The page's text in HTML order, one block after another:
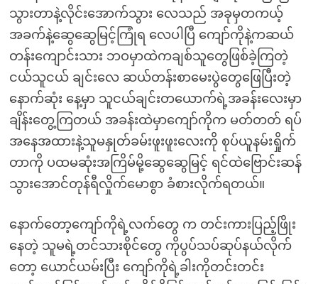
သွားတာနဲ့လိုင်းအောက်သွား လေသည် အခုမှတကယ့်
အခက်နဲ့ဆွေဆွေမြင့်ကြုံရ လေပါပြီ ကျော်ကိုနဲ့ကဆယ်
တန်းကျောင်းသား ဘဝမှာထဲကချစ်သူတွေဖြစ်ခဲ့ကြတဲ့
ငယ်သူငယ် ချင်းလေ ဆယ်တန်းစာမေးပွဲတွေဖြေပြီးတဲ့
နောက်ဆုံး နေ့မှာ သူငယ်ချင်းတယောက်ရဲ့အခန်းလေးမှာ
ချိန်းတွေ့ကြတယ် အခန်းထဲမှာကျော်ကိုက မတ်တတ် ရပ်
အနေအထားနဲ့သူမနှုတ်ခမ်းဖူးဖူးလေးကို စုပ်ယူနမ်းရှိုက်
တာကို ပထမဆုံးအကြိမ်မို့ဆွေဆွေမြင့် ရင်ထဲဗြောင်းဆန်
သွားအောင်တုန်ရီလှိုက်မောစွာ ခံစားလိုက်ရတယ်။
နောက်တော့ကျော်ကိုရဲ့လက်တွေ က တင်းကားပြည့်ဖြိုး
နေတဲ့ သူမရဲ့တင်သားစိုင်တွေ ကိုပွပ်သပ်ဆုပ်နယ်လိုက်
တော့ ယောင်ယမ်းပြီး ကျော်ကိုရဲ့ခါးကိုတင်းတင်း